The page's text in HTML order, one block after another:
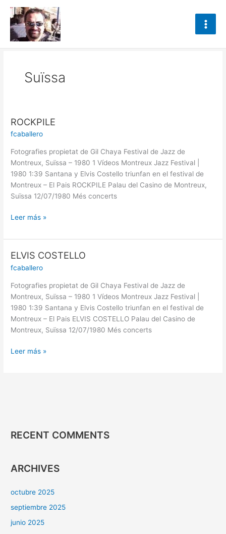
contenido
Suïssa
ROCKPILE
fcaballero
Fotografies propietat de Gil Chaya Festival de Jazz de
Montreux, Suïssa – 1980 1 Vídeos Montreux Jazz Festival |
1980 1:39 Santana y Elvis Costello triunfan en el festival de
Montreux – El Pais ROCKPILE Palau del Casino de Montreux,
Suïssa 12/07/1980 Més concerts
ROCKPILE
Leer más »
ELVIS COSTELLO
fcaballero
Fotografies propietat de Gil Chaya Festival de Jazz de
Montreux, Suïssa – 1980 1 Vídeos Montreux Jazz Festival |
1980 1:39 Santana y Elvis Costello triunfan en el festival de
Montreux – El Pais ELVIS COSTELLO Palau del Casino de
Montreux, Suïssa 12/07/1980 Més concerts
ELVIS
COSTELLO
Leer más »
RECENT COMMENTS
ARCHIVES
octubre 2025
septiembre 2025
junio 2025